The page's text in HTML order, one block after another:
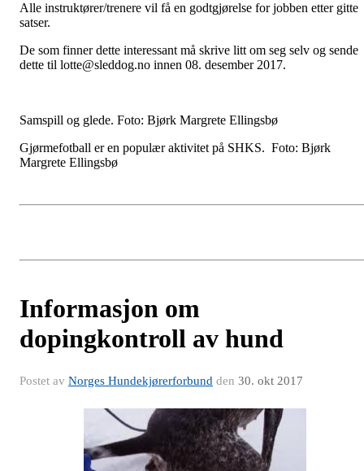
Alle instruktører/trenere vil få en godtgjørelse for jobben etter gitte
satser.
De som finner dette interessant må skrive litt om seg selv og sende
dette til lotte@sleddog.no innen 08. desember 2017.
Samspill og glede. Foto: Bjørk Margrete Ellingsbø
Gjørmefotball er en populær aktivitet på SHKS. Foto: Bjørk
Margrete Ellingsbø
Informasjon om
dopingkontroll av hund
Postet av Norges Hundekjørerforbund den 30. okt 2017